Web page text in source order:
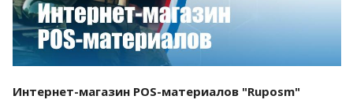
Интернет-магазин POS-материалов "Ruposm"